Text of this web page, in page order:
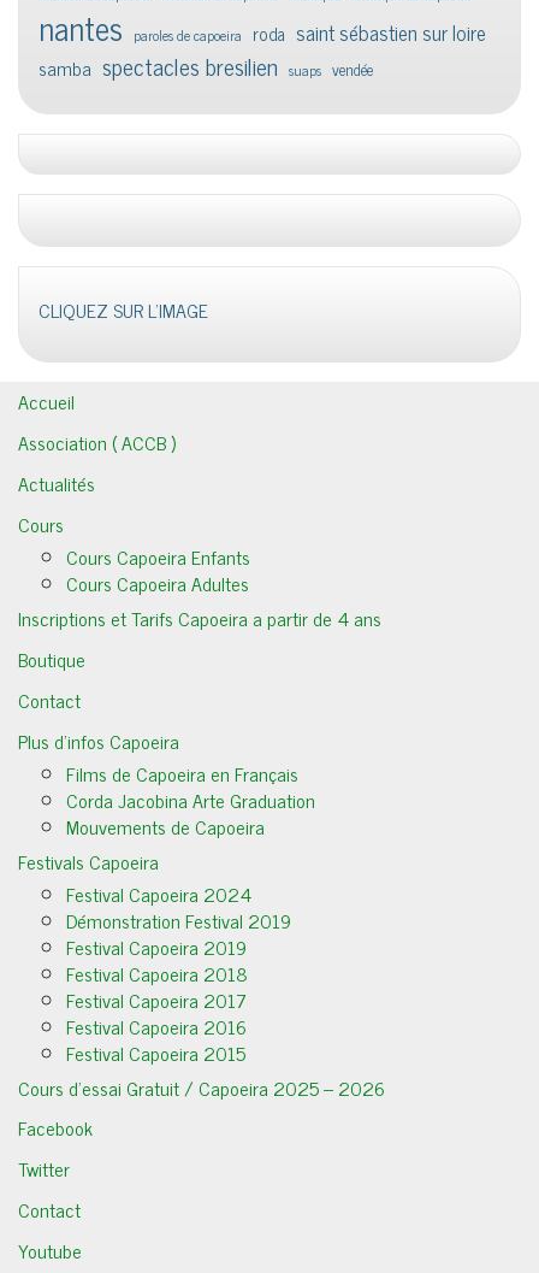
nantes paroles de capoeira roda saint sébastien sur loire
samba spectacles bresilien suaps vendée
CLIQUEZ SUR L'IMAGE
Accueil
Association ( ACCB )
Actualités
Cours
Cours Capoeira Enfants
Cours Capoeira Adultes
Inscriptions et Tarifs Capoeira a partir de 4 ans
Boutique
Contact
Plus d’infos Capoeira
Films de Capoeira en Français
Corda Jacobina Arte Graduation
Mouvements de Capoeira
Festivals Capoeira
Festival Capoeira 2024
Démonstration Festival 2019
Festival Capoeira 2019
Festival Capoeira 2018
Festival Capoeira 2017
Festival Capoeira 2016
Festival Capoeira 2015
Cours d’essai Gratuit / Capoeira 2025 – 2026
Facebook
Twitter
Contact
Youtube